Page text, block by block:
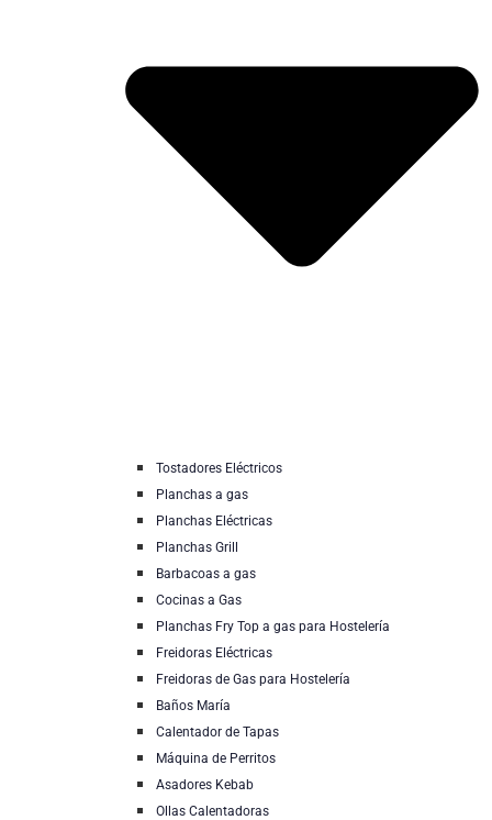
Tostadores Eléctricos
Planchas a gas
Planchas Eléctricas
Planchas Grill
Barbacoas a gas
Cocinas a Gas
Planchas Fry Top a gas para Hostelería
Freidoras Eléctricas
Freidoras de Gas para Hostelería
Baños María
Calentador de Tapas
Máquina de Perritos
Asadores Kebab
Ollas Calentadoras